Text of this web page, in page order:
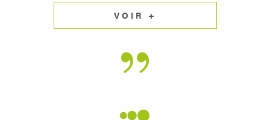
VOIR +